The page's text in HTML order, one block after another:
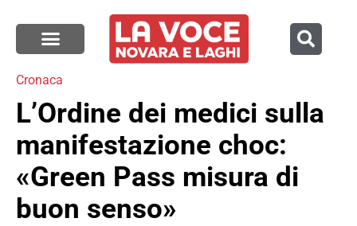
Cronaca
L’Ordine dei medici sulla
manifestazione choc:
«Green Pass misura di
buon senso»